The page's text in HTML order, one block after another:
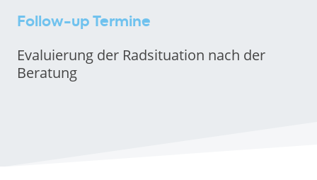
Follow-up Termine
Evaluierung der Radsituation nach der
Beratung